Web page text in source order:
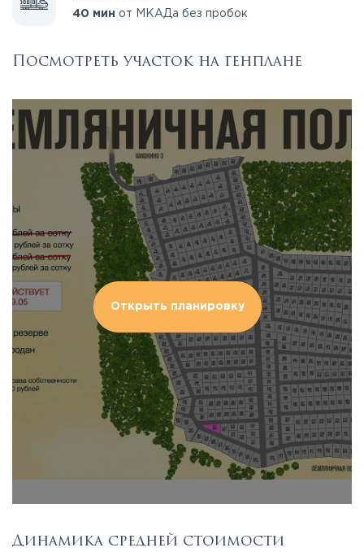
40 мин от МКАДа без пробок
Посмотреть участок на генплане
Открыть планировку
Динамика средней стоимости